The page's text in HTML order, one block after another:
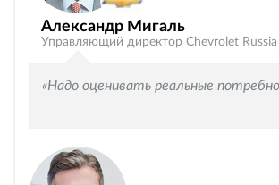
Александр Мигаль
Управляющий директор Chevrolet Russia
«Надо оценивать реальные